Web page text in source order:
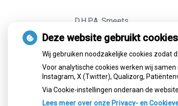
D.H.P.A. Smeets
Born: Prins Bisdomstraat 11 |
6121 JE Born Tel:046-
4855710 |
06-13179423
Amby: Laurierhoven 30 | 6225
Maastricht Tel:043-
3632736
Deze website gebruikt cookies
Wij gebruiken noodzakelijke cookies zodat
Voor analytische cookies werken wij
Instagram, X (Twitter), Qualizorg,
Via Cookie-instellingen onderaan de
Lees meer over onze Privacy- en